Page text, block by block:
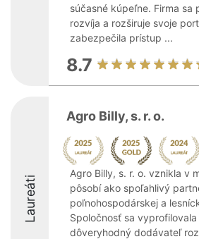
súčasné kúpeľne. Firma sa
rozvíja a rozširuje svoje
zabezpečila prístup ...
8.7
Laureáti
Agro Billy, s. r. o.
Agro Billy, s. r. o. vznikla v
pôsobí ako spoľahlivý
poľnohospodárskej a
Spoločnosť sa
dôveryhodný dodávateľ